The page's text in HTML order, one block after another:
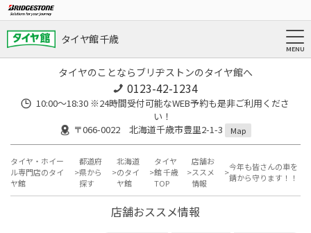
タイヤ館 千歳
タイヤのことならブリヂストンのタイヤ館へ
0123-42-1234
10:00～18:30 ※24時間受付可能なWEB予約も是非ご利用くださ
い！
〒066-0022 北海道千歳市豊里2-1-3
Map
タイヤ・ホイー
ル専門店のタイ
ヤ館
都道府
県から
探す
北海道
のタイ
ヤ館
タイヤ
館 千歳
TOP
店舗お
ススメ
情報
今年も皆さんの車を
錆から守ります！！
店舗おススメ情報